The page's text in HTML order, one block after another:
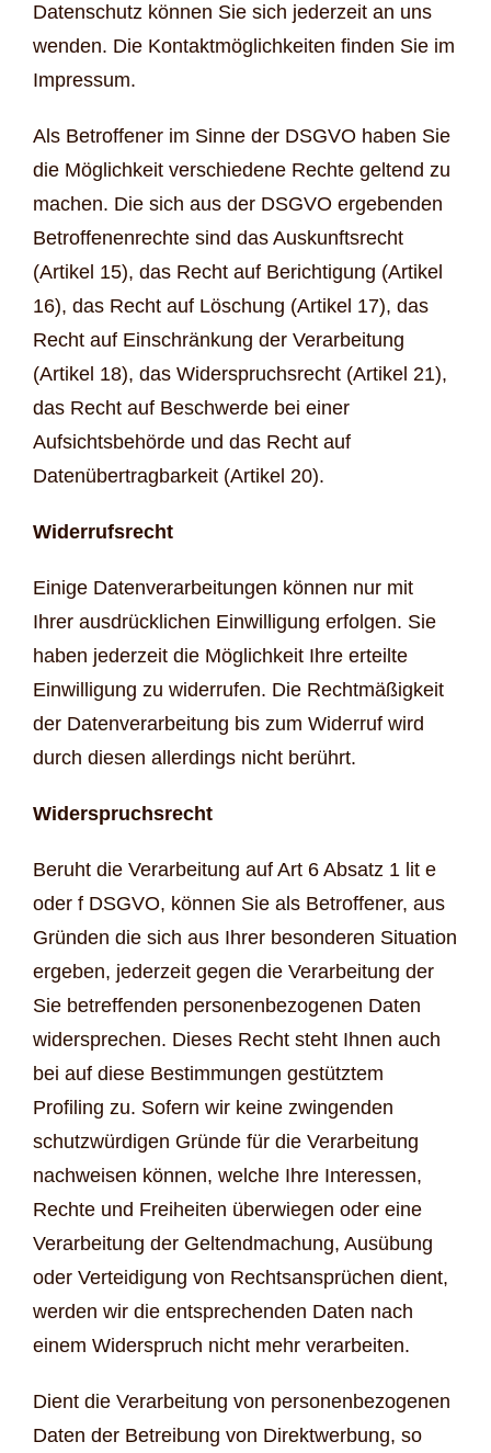
Datenschutz können Sie sich jederzeit an uns
wenden. Die Kontaktmöglichkeiten finden Sie im
Impressum.
Als Betroffener im Sinne der DSGVO haben Sie
die Möglichkeit verschiedene Rechte geltend zu
machen. Die sich aus der DSGVO ergebenden
Betroffenenrechte sind das Auskunftsrecht
(Artikel 15), das Recht auf Berichtigung (Artikel
16), das Recht auf Löschung (Artikel 17), das
Recht auf Einschränkung der Verarbeitung
(Artikel 18), das Widerspruchsrecht (Artikel 21),
das Recht auf Beschwerde bei einer
Aufsichtsbehörde und das Recht auf
Datenübertragbarkeit (Artikel 20).
Widerrufsrecht
Einige Datenverarbeitungen können nur mit
Ihrer ausdrücklichen Einwilligung erfolgen. Sie
haben jederzeit die Möglichkeit Ihre erteilte
Einwilligung zu widerrufen. Die Rechtmäßigkeit
der Datenverarbeitung bis zum Widerruf wird
durch diesen allerdings nicht berührt.
Widerspruchsrecht
Beruht die Verarbeitung auf Art 6 Absatz 1 lit e
oder f DSGVO, können Sie als Betroffener, aus
Gründen die sich aus Ihrer besonderen Situation
ergeben, jederzeit gegen die Verarbeitung der
Sie betreffenden personenbezogenen Daten
widersprechen. Dieses Recht steht Ihnen auch
bei auf diese Bestimmungen gestütztem
Profiling zu. Sofern wir keine zwingenden
schutzwürdigen Gründe für die Verarbeitung
nachweisen können, welche Ihre Interessen,
Rechte und Freiheiten überwiegen oder eine
Verarbeitung der Geltendmachung, Ausübung
oder Verteidigung von Rechtsansprüchen dient,
werden wir die entsprechenden Daten nach
einem Widerspruch nicht mehr verarbeiten.
Dient die Verarbeitung von personenbezogenen
Daten der Betreibung von Direktwerbung, so